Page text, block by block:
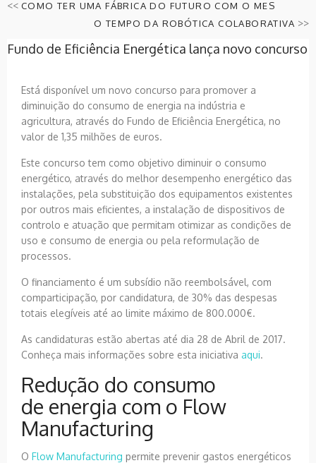
<< COMO TER UMA FÁBRICA DO FUTURO COM O MES
O TEMPO DA ROBÓTICA COLABORATIVA >>
Fundo de Eficiência Energética lança novo concurso
Está disponível um novo concurso para promover a
diminuição do consumo de energia na indústria e
agricultura, através do Fundo de Eficiência Energética, no
valor de 1,35 milhões de euros.
Este concurso tem como objetivo diminuir o consumo
energético, através do melhor desempenho energético das
instalações, pela substituição dos equipamentos existentes
por outros mais eficientes, a instalação de dispositivos de
controlo e atuação que permitam otimizar as condições de
uso e consumo de energia ou pela reformulação de
processos.
O financiamento é um subsídio não reembolsável, com
comparticipação, por candidatura, de 30% das despesas
totais elegíveis até ao limite máximo de 800.000€.
As candidaturas estão abertas até dia 28 de Abril de 2017.
Conheça mais informações sobre esta iniciativa aqui.
Redução do consumo
de energia com o Flow
Manufacturing
O Flow Manufacturing permite prevenir gastos energéticos